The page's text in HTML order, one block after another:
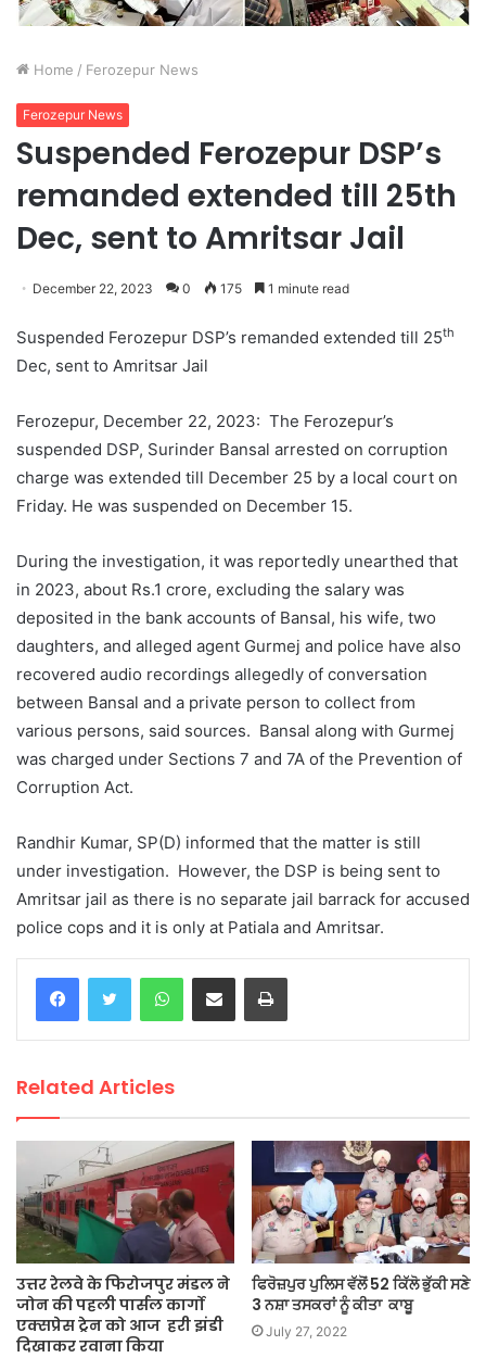
Home / Ferozepur News
Ferozepur News
Suspended Ferozepur DSP’s
remanded extended till 25th
Dec, sent to Amritsar Jail
December 22, 2023 0 175 1 minute read
Suspended Ferozepur DSP’s remanded extended till 25th
Dec, sent to Amritsar Jail
Ferozepur, December 22, 2023: The Ferozepur’s
suspended DSP, Surinder Bansal arrested on corruption
charge was extended till December 25 by a local court on
Friday. He was suspended on December 15.
During the investigation, it was reportedly unearthed that
in 2023, about Rs.1 crore, excluding the salary was
deposited in the bank accounts of Bansal, his wife, two
daughters, and alleged agent Gurmej and police have also
recovered audio recordings allegedly of conversation
between Bansal and a private person to collect from
various persons, said sources. Bansal along with Gurmej
was charged under Sections 7 and 7A of the Prevention of
Corruption Act.
Randhir Kumar, SP(D) informed that the matter is still
under investigation. However, the DSP is being sent to
Amritsar jail as there is no separate jail barrack for accused
police cops and it is only at Patiala and Amritsar.
WhatsAppShare via Email Print
Related Articles
उत्तर रेलवे के फिरोजपुर मंडल ने
जोन की पहली पार्सल कार्गो
एक्सप्रेस ट्रेन को आज हरी झंडी
दिखाकर रवाना किया
ਫਿਰੋਜ਼ਪੁਰ ਪੁਲਿਸ ਵੱਲੋਂ 52 ਕਿੱਲੋ ਭੁੱਕੀ ਸਣੇ
3 ਨਸ਼ਾ ਤਸਕਰਾਂ ਨੂੰ ਕੀਤਾ ਕਾਬੂ
July 27, 2022